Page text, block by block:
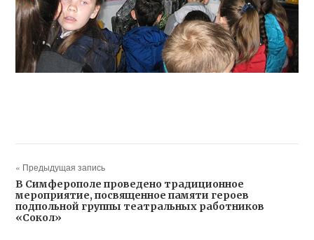
« Предыдущая запись
В Симферополе проведено традиционное
мероприятие, посвященное памяти героев
подпольной группы театральных работников
«Сокол»